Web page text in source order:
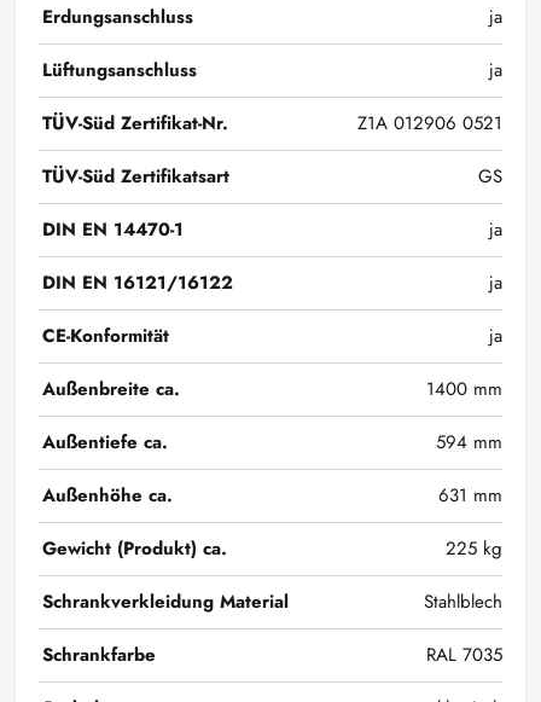
Erdungsanschluss
ja
Lüftungsanschluss
ja
TÜV-Süd Zertifikat-Nr.
Z1A 012906 0521
TÜV-Süd Zertifikatsart
GS
DIN EN 14470-1
ja
DIN EN 16121/16122
ja
CE-Konformität
ja
Außenbreite ca.
1400 mm
Außentiefe ca.
594 mm
Außenhöhe ca.
631 mm
Gewicht (Produkt) ca.
225 kg
Schrankverkleidung Material
Stahlblech
Schrankfarbe
RAL 7035